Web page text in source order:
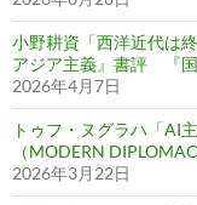
小野耕資「西洋近代は
アジア主義』書評 『国
2026年4月7日
トゥフ・ヌグラハ「AI
（MODERN
2026年3月22日